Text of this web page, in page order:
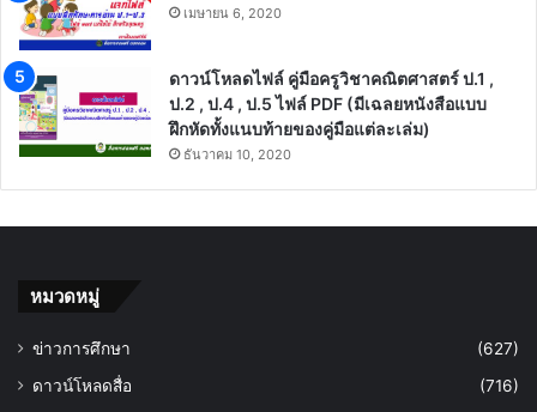
เมษายน 6, 2020
ดาวน์โหลดไฟล์ คู่มือครูวิชาคณิตศาสตร์ ป.1 ,
ป.2 , ป.4 , ป.5 ไฟล์ PDF (มีเฉลยหนังสือแบบ
ฝึกหัดทั้งแนบท้ายของคู่มือแต่ละเล่ม)
ธันวาคม 10, 2020
หมวดหมู่
ข่าวการศึกษา
(627)
ดาวน์โหลดสื่อ
(716)